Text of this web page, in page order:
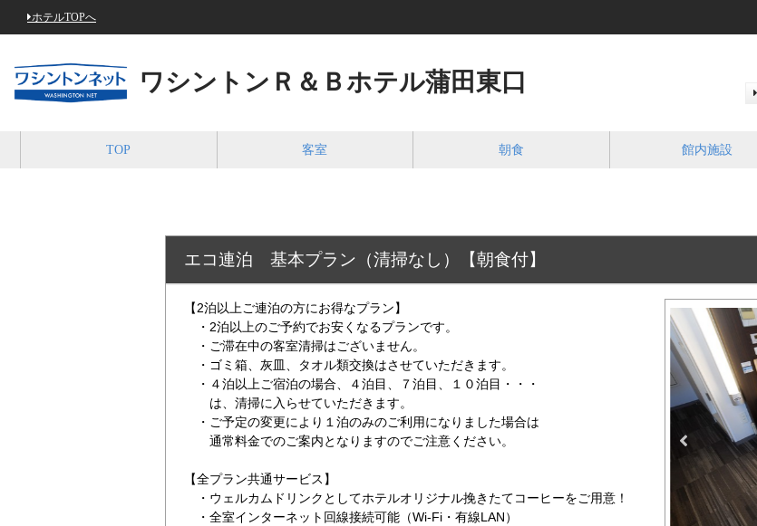
ホテルTOPへ
ワシントンＲ＆Ｂホテル蒲田東口
TOP 客室 朝食 館内施設
エコ連泊 基本プラン（清掃なし）【朝食付】
【2泊以上ご連泊の方にお得なプラン】
・2泊以上のご予約でお安くなるプランです。
・ご滞在中の客室清掃はございません。
・ゴミ箱、灰皿、タオル類交換はさせていただきます。
・４泊以上ご宿泊の場合、４泊目、７泊目、１０泊目・・・
は、清掃に入らせていただきます。
・ご予定の変更により１泊のみのご利用になりました場合は
通常料金でのご案内となりますのでご注意ください。
【全プラン共通サービス】
・ウェルカムドリンクとしてホテルオリジナル挽きたてコーヒーをご用意！
・全室インターネット回線接続可能（Wi-Fi・有線LAN）